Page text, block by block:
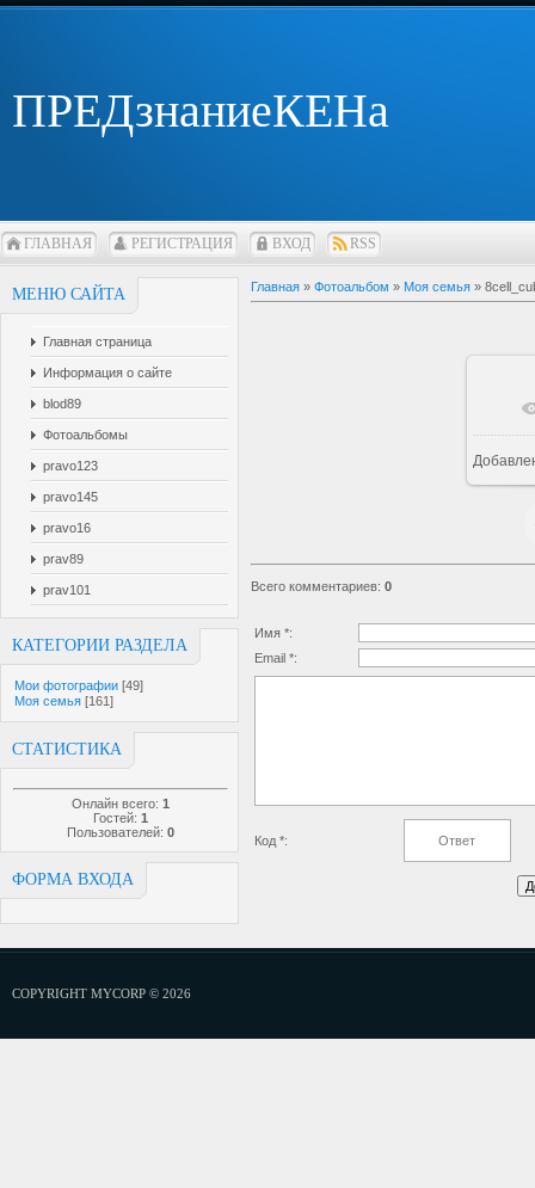
ПРЕДзнаниеКЕНа
ГЛАВНАЯ РЕГИСТРАЦИЯ ВХОД RSS
МЕНЮ САЙТА
Главная страница
Информация о сайте
blod89
Фотоальбомы
pravo123
pravo145
pravo16
prav89
prav101
КАТЕГОРИИ РАЗДЕЛА
Мои фотографии [49]
Моя семья [161]
СТАТИСТИКА
Онлайн всего: 1
Гостей: 1
Пользователей: 0
ФОРМА ВХОДА
Главная » Фотоальбом » Моя семья »
Всего комментариев: 0
Имя *:
Email *:
Код *:
COPYRIGHT MYCORP © 2026